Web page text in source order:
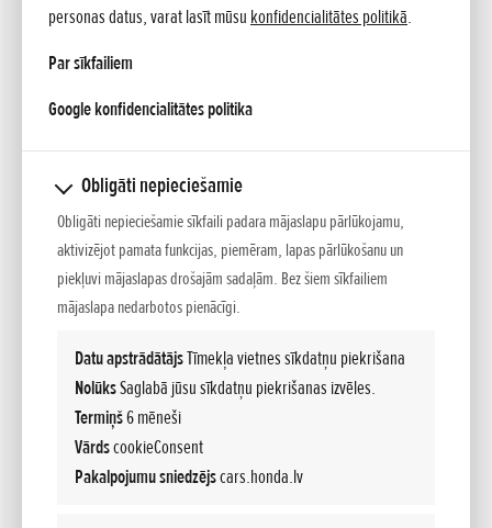
personas datus, varat lasīt mūsu konfidencialitātes politikā.
Par sīkfailiem
Google konfidencialitātes politikaopens in a new tab
Obligāti nepieciešamie
Obligāti nepieciešamie sīkfaili padara mājaslapu pārlūkojamu,
aktivizējot pamata funkcijas, piemēram, lapas pārlūkošanu un
piekļuvi mājaslapas drošajām sadaļām. Bez šiem sīkfailiem
mājaslapa nedarbotos pienācīgi.
Datu apstrādātājsTīmekļa vietnes sīkdatņu piekrišana
NolūksSaglabā jūsu sīkdatņu piekrišanas izvēles.
Termiņš6 mēneši
VārdscookieConsent
Pakalpojumu sniedzējscars.honda.lv